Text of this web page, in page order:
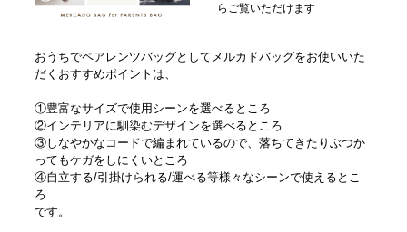
らご覧いただけます
おうちでペアレンツバッグとしてメルカドバッグをお使いいた
だくおすすめポイントは、
①豊富なサイズで使用シーンを選べるところ
②インテリアに馴染むデザインを選べるところ
③しなやかなコードで編まれているので、落ちてきたりぶつか
ってもケガをしにくいところ
④自立する/引掛けられる/運べる等様々なシーンで使えるとこ
ろ
です。